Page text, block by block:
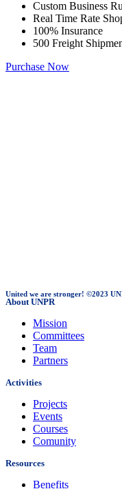
Custom Business
Real Time Rate
100% Insurance
500 Freight
Purchase Now
United we are stronger! ©2023
About UNPR
Mission
Committees
Team
Partners
Activities
Projects
Events
Courses
Comunity
Resources
Benefits